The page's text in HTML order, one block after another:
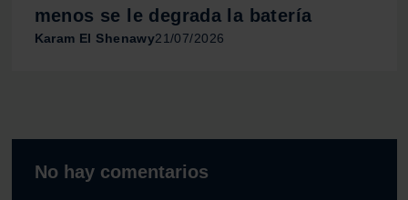
menos se le degrada la batería
Karam El Shenawy21/07/2026
No hay comentarios